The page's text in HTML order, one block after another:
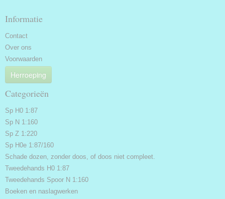
Informatie
Contact
Over ons
Voorwaarden
Herroeping
Categorieën
Sp H0 1:87
Sp N 1:160
Sp Z 1:220
Sp H0e 1:87/160
Schade dozen, zonder doos, of doos niet compleet.
Tweedehands H0 1:87
Tweedehands Spoor N 1:160
Boeken en naslagwerken